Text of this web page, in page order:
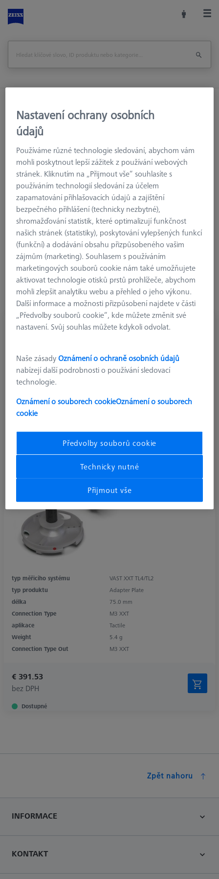
VAST XXT
Upínací talířky VAST XXT TL4
Reference adapter plate VAST XXT
Reference adapter plate VAST XXT
Délka (L)
Reference adapter plate VAST XXT TL2 /
typ měřicího systému
VAST XXT TL4/TL2
typ produktu
Adapter Plate
délka
75.0 mm
Connection Type
M3 XXT
aplikace
Tactile
Weight
5.4 g
Connection Type Out
M3 XXT
€ 391.53
bez DPH
Dostupné
Zpět nahoru
INFORMACE
KONTAKT
Nastavení ochrany osobních
údajů
Používáme různé technologie sledování, abychom vám
mohli poskytnout lepší zážitek z používání webových
stránek. Kliknutím na „Přijmout vše“ souhlasíte s
používáním technologií sledování za účelem
zapamatování přihlašovacích údajů a zajištění
bezpečného přihlášení (technicky nezbytné),
shromažďování statistik, které optimalizují funkčnost
našich stránek (statistiky), poskytování vylepšených funkcí
(funkční) a dodávání obsahu přizpůsobeného vašim
zájmům (marketing). Souhlasem s používáním
marketingových souborů cookie nám také umožňujete
aktivovat technologie otisků prstů prohlížeče, abychom
mohli zlepšit analytiku webu a přehled o jeho výkonu.
Další informace a možnosti přizpůsobení najdete v části
„Předvolby souborů cookie“, kde můžete změnit své
nastavení. Svůj souhlas můžete kdykoli odvolat.
Naše zásadyOznámení o ochraně osobních údajů
nabízejí další podrobnosti o používání sledovací
technologie.
Oznámení o souborech cookieOznámení o souborech
cookie
Předvolby souborů cookie
Technicky nutné
Přijmout vše